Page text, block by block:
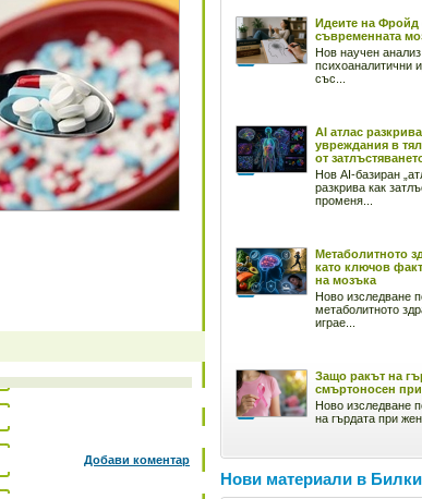
Добави коментар
Идеите на Фройд
съвременната
Нов научен
психоаналитични
със...
AI атлас
увреждания в
от
Нов AI-базиран
разкрива как
променя...
Метаболитното
като ключов
на мозъка
Ново изследване
метаболитното
играе...
Защо ракът на
смъртоносен
Ново изследване
на гърдата при
Нови материали в